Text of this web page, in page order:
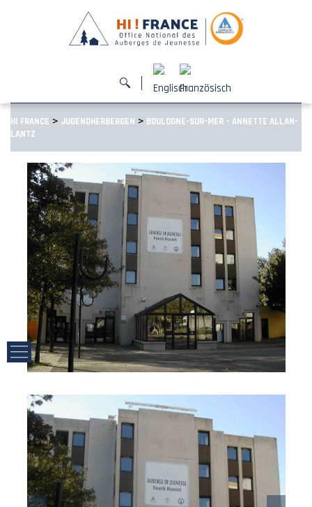
HI FRANCE > JUGENDHERBERGEN > BOULOGNE-SUR-MER – ANNETTE ALLAN-
LANTZ